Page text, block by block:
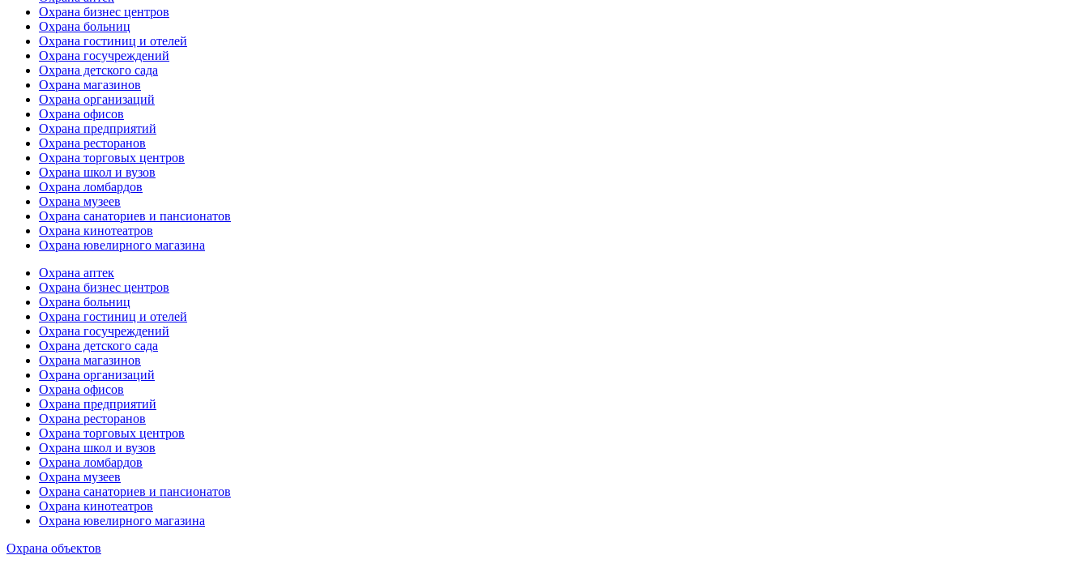
Охрана бизнес центров
Охрана больниц
Охрана гостиниц и отелей
Охрана госучреждений
Охрана детского сада
Охрана магазинов
Охрана организаций
Охрана офисов
Охрана предприятий
Охрана ресторанов
Охрана торговых центров
Охрана школ и вузов
Охрана ломбардов
Охрана музеев
Охрана санаториев и пансионатов
Охрана кинотеатров
Охрана ювелирного магазина
Охрана аптек
Охрана бизнес центров
Охрана больниц
Охрана гостиниц и отелей
Охрана госучреждений
Охрана детского сада
Охрана магазинов
Охрана организаций
Охрана офисов
Охрана предприятий
Охрана ресторанов
Охрана торговых центров
Охрана школ и вузов
Охрана ломбардов
Охрана музеев
Охрана санаториев и пансионатов
Охрана кинотеатров
Охрана ювелирного магазина
Охрана объектов